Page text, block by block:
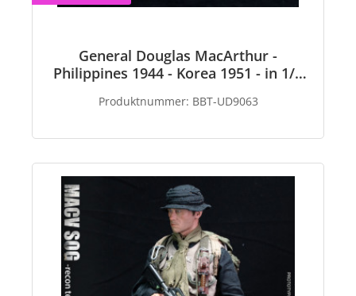
General Douglas MacArthur -
Philippines 1944 - Korea 1951 - in 1/6
Produktnummer: BBT-UD9063